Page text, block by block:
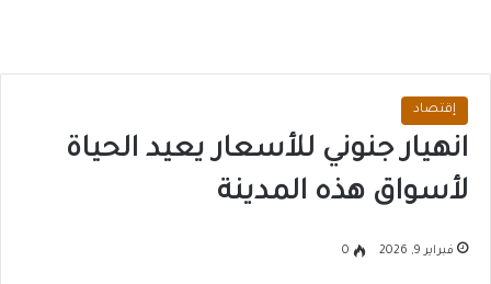
إقتصاد
انهيار جنوني للأسعار يعيد الحياة
لأسواق هذه المدينة
فبراير 9, 2026 0